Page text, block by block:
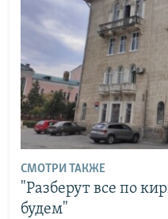
СМОТРИ ТАКЖЕ
​"Разберут все по
будем"